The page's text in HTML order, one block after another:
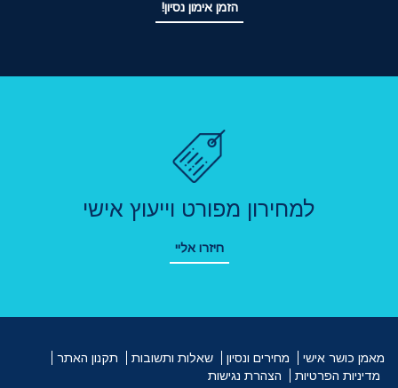
הזמן אימון נסיון!
למחירון מפורט וייעוץ אישי
חיזרו אליי
מאמן כושר אישי מחירים ונסיון שאלות ותשובות
תקנון האתר
מדיניות הפרטיות
הצהרת נגישות